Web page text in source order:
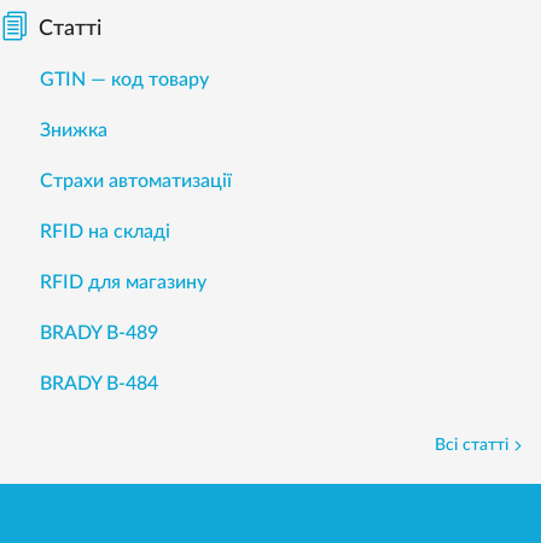
Статті
GTIN — код товару
Знижка
Страхи автоматизації
RFID на складі
RFID для магазину
BRADY B-489
BRADY B-484
Всі статті